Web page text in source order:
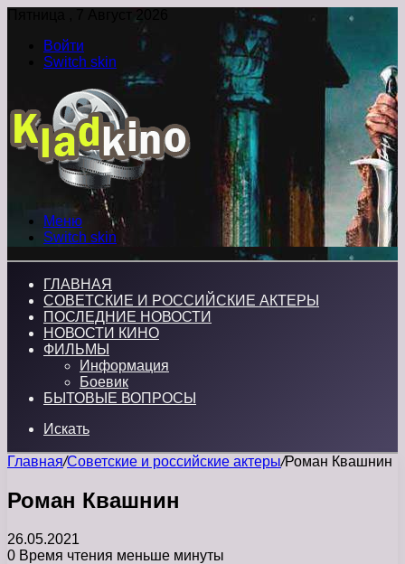
Пятница , 7 Август 2026
Войти
Switch skin
Меню
Switch skin
ГЛАВНАЯ
СОВЕТСКИЕ И РОССИЙСКИЕ АКТЕРЫ
ПОСЛЕДНИЕ НОВОСТИ
НОВОСТИ КИНО
ФИЛЬМЫ
Информация
Боевик
БЫТОВЫЕ ВОПРОСЫ
Искать
Главная/Советские и российские актеры/Роман Квашнин
Роман Квашнин
26.05.2021
0 Время чтения меньше минуты